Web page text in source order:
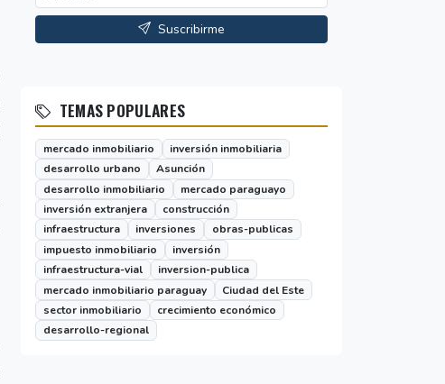
Suscribirme
TEMAS POPULARES
mercado inmobiliario
inversión inmobiliaria
desarrollo urbano
Asunción
desarrollo inmobiliario
mercado paraguayo
inversión extranjera
construcción
infraestructura
inversiones
obras-publicas
impuesto inmobiliario
inversión
infraestructura-vial
inversion-publica
mercado inmobiliario paraguay
Ciudad del Este
sector inmobiliario
crecimiento económico
desarrollo-regional